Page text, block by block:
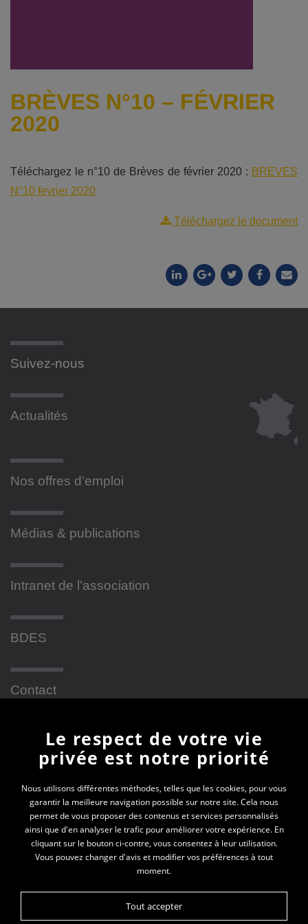
BRÈVES N°10 – FÉVRIER
2020
Téléchargez le n°10 de Brèves de février 2020 : BREVES
N°10 fevrier 2020
Téléchargez le document
Suivez-nous
Actualités
Nos offres d’emploi
Médias & publications
Intranet de l’association
BDES
Contact
Newsletter
En vous inscrivant à la newsletter, vous recevrez
toutes les actualités des PEP 69
Votre e-mail*
Le respect de votre vie
privée est notre priorité
Nous utilisons différentes méthodes, telles que les cookies, pour vous
garantir la meilleure navigation possible sur notre site. Cela nous
permet de vous proposer des contenus et services personnalisés
ainsi que d'en analyser le trafic pour améliorer votre expérience. En
cliquant sur le bouton ci-contre, vous consentez à leur utilisation.
Vous pouvez changer d'avis et modifier vos préférences à tout
moment.
Tout accepter